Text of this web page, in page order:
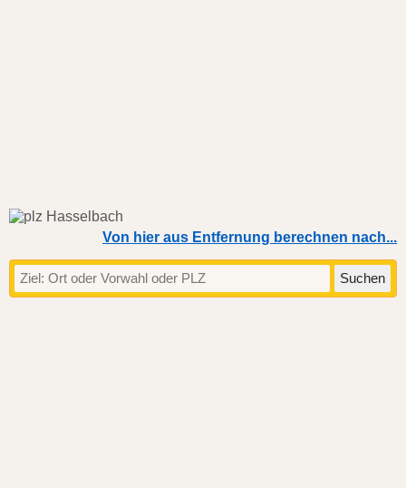
Von hier aus Entfernung berechnen nach...